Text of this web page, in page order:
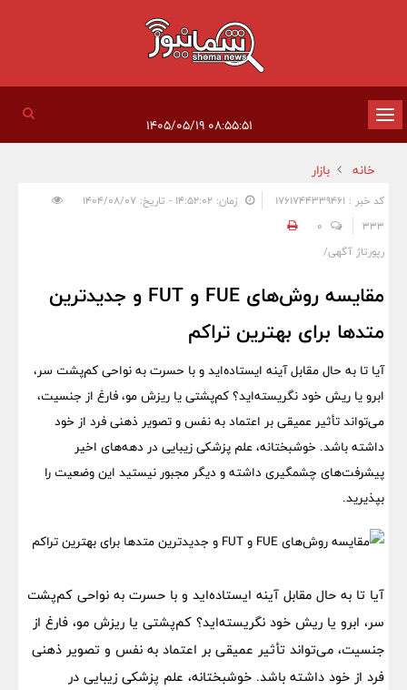
تغییر
وضعیت
ناوبری
خانه بازار
کد خبر : 1761744339461
زمان: ۱۴:۵۲:۰۲ - تاریخ: ۱۴۰۴/۰۸/۰۷
333
0
رپورتاژ آگهی/
مقایسه روش‌های FUE و FUT و جدیدترین
متدها برای بهترین تراکم
آیا تا به حال مقابل آینه ایستاده‌اید و با حسرت به نواحی کم‌پشت سر،
ابرو یا ریش خود نگریسته‌اید؟ کم‌پشتی یا ریزش مو، فارغ از جنسیت،
می‌تواند تأثیر عمیقی بر اعتماد به نفس و تصویر ذهنی فرد از خود
داشته باشد. خوشبختانه، علم پزشکی زیبایی در دهه‌های اخیر
پیشرفت‌های چشمگیری داشته و دیگر مجبور نیستید این وضعیت را
بپذیرید.
آیا تا به حال مقابل آینه ایستاده‌اید و با حسرت به نواحی کم‌پشت
سر، ابرو یا ریش خود نگریسته‌اید؟ کم‌پشتی یا ریزش مو، فارغ از
جنسیت، می‌تواند تأثیر عمیقی بر اعتماد به نفس و تصویر ذهنی
فرد از خود داشته باشد. خوشبختانه، علم پزشکی زیبایی در